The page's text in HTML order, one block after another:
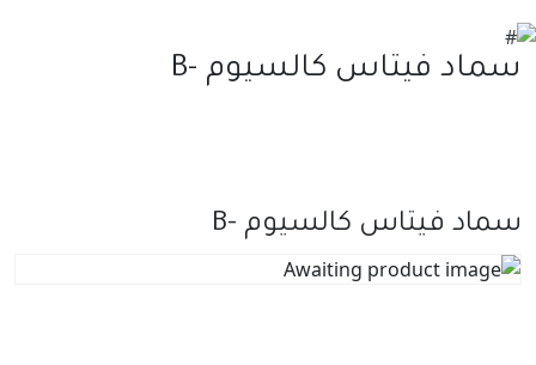
سماد فيتاس كالسيوم -B
سماد فيتاس كالسيوم -B